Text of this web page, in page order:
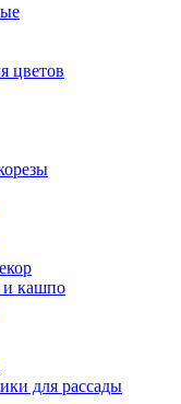
цветов
и кашпо
для рассады